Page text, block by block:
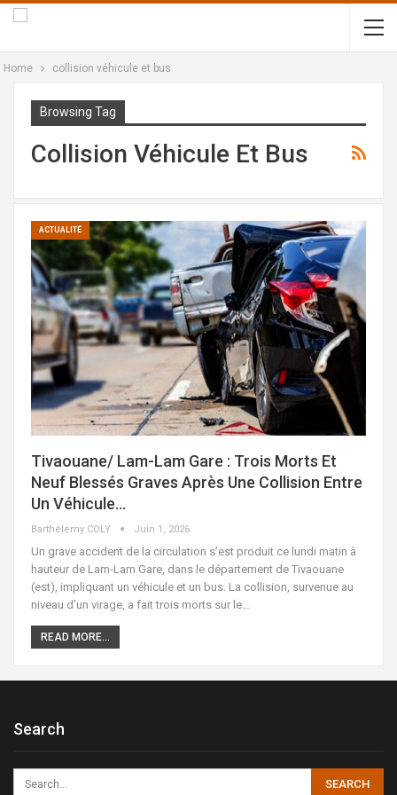
Home collision véhicule et bus
Browsing Tag
Collision Véhicule Et Bus
ACTUALITÉ
Tivaouane/ Lam-Lam Gare : Trois Morts Et
Neuf Blessés Graves Après Une Collision Entre
Un Véhicule…
Barthélemy COLY Juin 1, 2026
Un grave accident de la circulation s’est produit ce lundi matin à
hauteur de Lam-Lam Gare, dans le département de Tivaouane
(est), impliquant un véhicule et un bus. La collision, survenue au
niveau d’un virage, a fait trois morts sur le…
READ MORE...
Search